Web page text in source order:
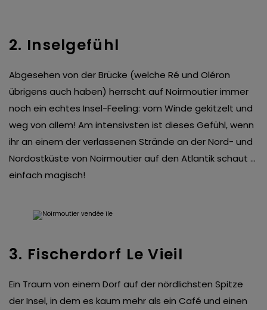
2. Inselgefühl
Abgesehen von der Brücke (welche Ré und Oléron
übrigens auch haben) herrscht auf Noirmoutier immer
noch ein echtes Insel-Feeling: vom Winde gekitzelt und
weg von allem! Am intensivsten ist dieses Gefühl, wenn
ihr an einem der verlassenen Strände an der Nord- und
Nordostküste von Noirmoutier auf den Atlantik schaut …
einfach magisch!
3. Fischerdorf Le Vieil
Ein Traum von einem Dorf auf der nördlichsten Spitze
der Insel, in dem es kaum mehr als ein Café und einen